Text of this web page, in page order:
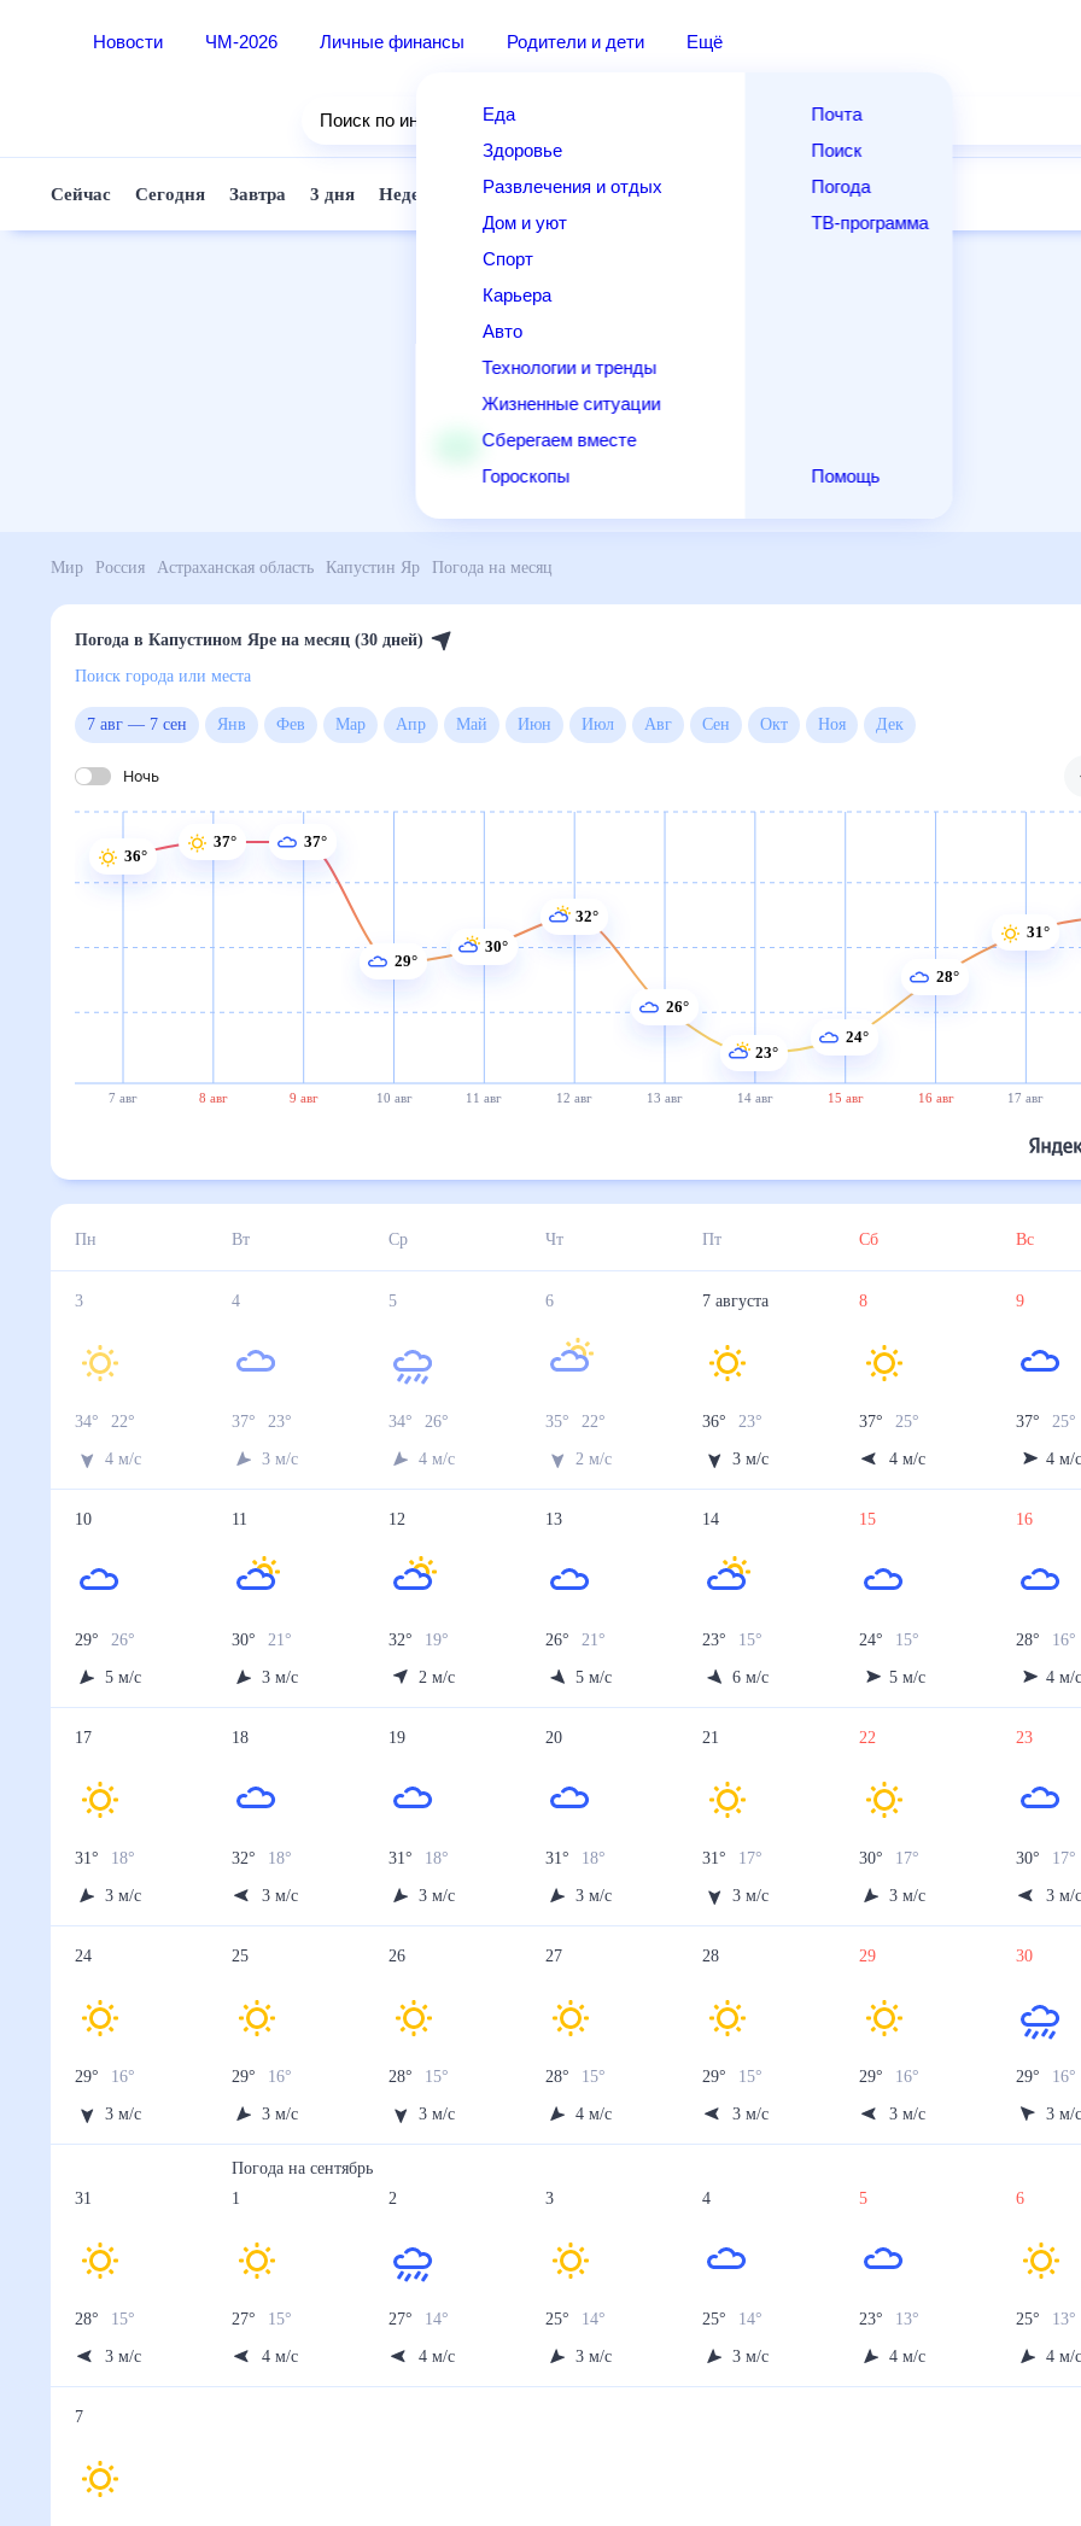
Новости ЧМ-2026 Личные финансы Родители и дети Ещё
Еда
Здоровье
Развлечения и отдых
Дом и уют
Спорт
Карьера
Авто
Технологии и тренды
Жизненные ситуации
Сберегаем вместе
Гороскопы
Почта
Поиск
Погода
ТВ-программа
Помощь
Поиск по интернету
Сейчас Сегодня Завтра 3 дня Неделя 10 дней 14 дней Выходные
Мир Россия Астраханская область Капустин Яр Погода на месяц
Погода в Капустином Яре на месяц (30 дней)
Поиск города или места
7 авг—7 сен Янв Фев Мар Апр Май Июн Июл Авг Сен Окт Ноя
Ночь
7 авг 8 авг 9 авг 10 авг 11 авг 12 авг 13 авг 14 авг 15 авг 16 авг 17 авг
36°
37° 37°
29°
30°
32°
26°
23°
24°
28°
31°
Пн Вт Ср Чт Пт Сб Вс
3
34° 22
4 м/с
4
37° 23°
3 м/с
5
34° 26
4 м/с
6
35° 22°
2 м/с
7 августа
36° 23
3 м/с
8
37° 25°
4 м/с
9
37° 25°
4 м/
10
29° 26
5 м/с
11
30° 21°
3 м/с
12
32° 19°
2 м/с
13
26° 21°
5 м/с
14
23° 15°
6 м/с
15
24° 15°
5 м/с
16
28° 16°
4 м/
17
31° 18°
3 м/с
18
32° 18°
3 м/с
19
31° 18°
3 м/с
20
31° 18°
3 м/с
21
31° 17°
3 м/с
22
30° 17°
3 м/с
23
30° 17°
3 м/
24
29° 16°
3 м/с
25
29° 16°
3 м/с
26
28° 15°
3 м/с
27
28° 15°
4 м/с
28
29° 15°
3 м/с
29
29° 16°
3 м/с
30
29° 16°
3 м/
31
28° 15°
3 м/с
Погода насентябрь
1
27° 15°
4 м/с
2
27° 14°
4 м/с
3
25° 14°
3 м/с
4
25° 14°
3 м/с
5
23° 13°
4 м/с
6
25° 13°
4 м/
7